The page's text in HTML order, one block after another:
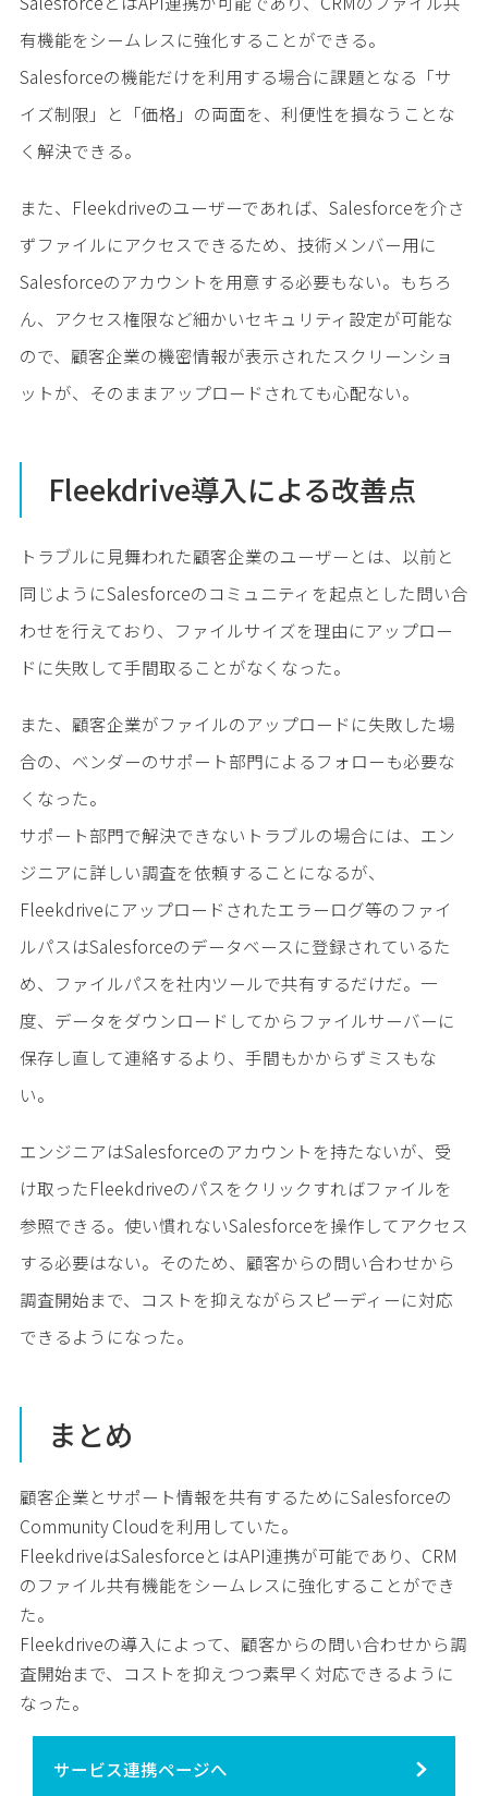
有機能をシームレスに強化することができる。
Salesforceの機能だけを利用する場合に課題となる「サ
イズ制限」と「価格」の両面を、利便性を損なうことな
く解決できる。
また、Fleekdriveのユーザーであれば、Salesforceを介さ
ずファイルにアクセスできるため、技術メンバー用に
Salesforceのアカウントを用意する必要もない。もちろ
ん、アクセス権限など細かいセキュリティ設定が可能な
ので、顧客企業の機密情報が表示されたスクリーンショ
ットが、そのままアップロードされても心配ない。
Fleekdrive導入による改善点
トラブルに見舞われた顧客企業のユーザーとは、以前と
同じようにSalesforceのコミュニティを起点とした問い合
わせを行えており、ファイルサイズを理由にアップロー
ドに失敗して手間取ることがなくなった。
また、顧客企業がファイルのアップロードに失敗した場
合の、ベンダーのサポート部門によるフォローも必要な
くなった。
サポート部門で解決できないトラブルの場合には、エン
ジニアに詳しい調査を依頼することになるが、
Fleekdriveにアップロードされたエラーログ等のファイ
ルパスはSalesforceのデータベースに登録されているた
め、ファイルパスを社内ツールで共有するだけだ。一
度、データをダウンロードしてからファイルサーバーに
保存し直して連絡するより、手間もかからずミスもな
い。
エンジニアはSalesforceのアカウントを持たないが、受
け取ったFleekdriveのパスをクリックすればファイルを
参照できる。使い慣れないSalesforceを操作してアクセス
する必要はない。そのため、顧客からの問い合わせから
調査開始まで、コストを抑えながらスピーディーに対応
できるようになった。
まとめ
顧客企業とサポート情報を共有するためにSalesforceの
Community Cloudを利用していた。
FleekdriveはSalesforceとはAPI連携が可能であり、CRM
のファイル共有機能をシームレスに強化することができ
た。
Fleekdriveの導入によって、顧客からの問い合わせから調
査開始まで、コストを抑えつつ素早く対応できるように
なった。
サービス連携ページへ